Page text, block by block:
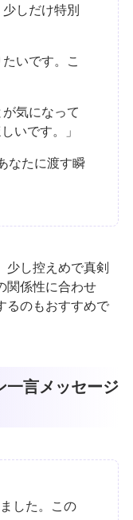
少しだけ特別
いです。こ
気になって
いです。」
なたに渡す瞬
少し控えめで真剣
関係性に合わせ
るのもおすすめで
一言メッセージ
した。この